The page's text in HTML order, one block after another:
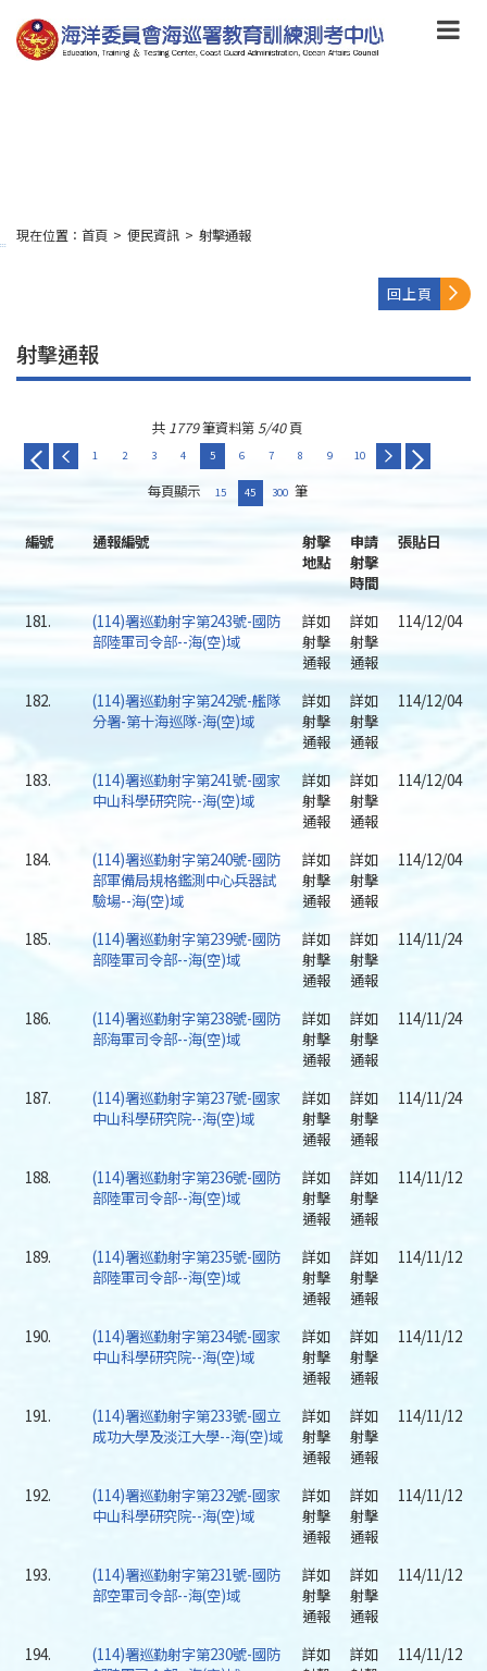
到
主
要
:::
現在位置： 首頁 > 便民資訊 > 射擊通報
回上頁
射擊通報
共 1779筆資料第 5/40頁
1 2 3 4 5 6 7 8 9 10
每頁顯示 15 45 300 筆
編號 通報編號
射擊
地點
申請
射擊
時間
張貼日
181.
(114)署巡勤射字第243號-國防
部陸軍司令部--海(空)域
詳如
射擊
通報
詳如
射擊
通報
114/12/04
182.
(114)署巡勤射字第242號-艦隊
分署-第十海巡隊-海(空)域
詳如
射擊
通報
詳如
射擊
通報
114/12/04
183.
(114)署巡勤射字第241號-國家
中山科學研究院--海(空)域
詳如
射擊
通報
詳如
射擊
通報
114/12/04
184.
(114)署巡勤射字第240號-國防
部軍備局規格鑑測中心兵器試
驗場--海(空)域
詳如
射擊
通報
詳如
射擊
通報
114/12/04
185.
(114)署巡勤射字第239號-國防
部陸軍司令部--海(空)域
詳如
射擊
通報
詳如
射擊
通報
114/11/24
186.
(114)署巡勤射字第238號-國防
部海軍司令部--海(空)域
詳如
射擊
通報
詳如
射擊
通報
114/11/24
187.
(114)署巡勤射字第237號-國家
中山科學研究院--海(空)域
詳如
射擊
通報
詳如
射擊
通報
114/11/24
188.
(114)署巡勤射字第236號-國防
部陸軍司令部--海(空)域
詳如
射擊
通報
詳如
射擊
通報
114/11/12
189.
(114)署巡勤射字第235號-國防
部陸軍司令部--海(空)域
詳如
射擊
通報
詳如
射擊
通報
114/11/12
190.
(114)署巡勤射字第234號-國家
中山科學研究院--海(空)域
詳如
射擊
通報
詳如
射擊
通報
114/11/12
191.
(114)署巡勤射字第233號-國立
成功大學及淡江大學--海(空)域
詳如
射擊
通報
詳如
射擊
通報
114/11/12
192.
(114)署巡勤射字第232號-國家
中山科學研究院--海(空)域
詳如
射擊
通報
詳如
射擊
通報
114/11/12
193.
(114)署巡勤射字第231號-國防
部空軍司令部--海(空)域
詳如
射擊
通報
詳如
射擊
通報
114/11/12
194.
(114)署巡勤射字第230號-國防
詳如
詳如
114/11/12